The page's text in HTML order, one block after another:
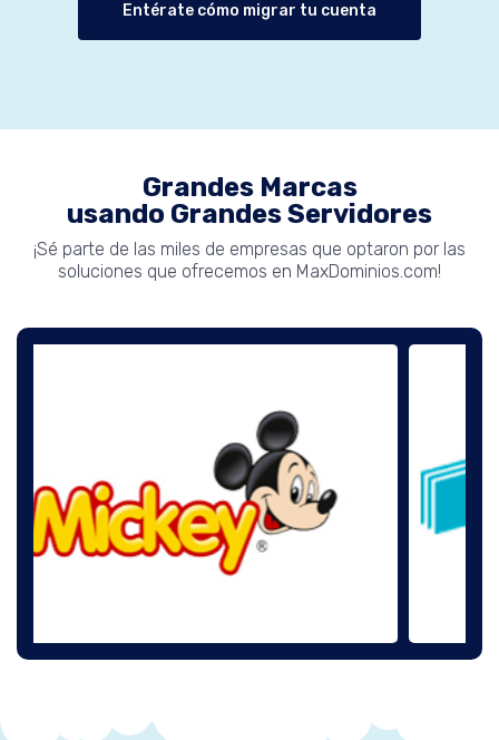
Entérate cómo migrar tu cuenta
Grandes Marcas
usando Grandes Servidores
¡Sé parte de las miles de empresas que optaron por las
soluciones que ofrecemos en MaxDominios.com!